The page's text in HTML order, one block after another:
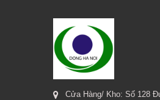
Cửa Hàng/ Kho: Số 128